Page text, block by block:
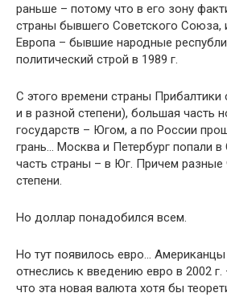
раньше – потому что в его зону
страны бывшего Советского Союза,
Европа – бывшие народные
политический строй в 1989 г.
С этого времени страны Прибалтики
и в разной степени), большая часть
государств – Югом, а по России
грань… Москва и Петербург попали
часть страны – в Юг. Причем разные
степени.
Но доллар понадобился всем.
Но тут появилось евро…
отнеслись к введению евро в 2002
что эта новая валюта хотя бы